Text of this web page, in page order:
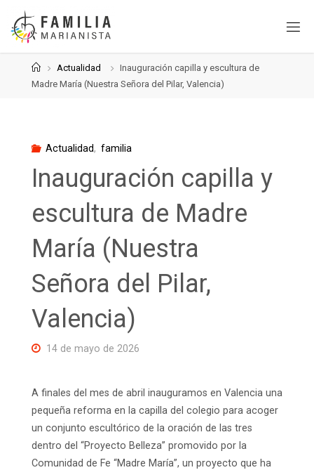
Saltar
contenido
Página
de
Actualidad
Inauguración capilla y escultura de
Madre María (Nuestra Señora del Pilar, Valencia)
Actualidad, familia
Inauguración capilla y
escultura de Madre
María (Nuestra
Señora del Pilar,
Valencia)
14 de mayo de 2026
A finales del mes de abril inauguramos en Valencia una
pequeña reforma en la capilla del colegio para acoger
un conjunto escultórico de la oración de las tres
dentro del “Proyecto Belleza” promovido por la
Comunidad de Fe “Madre María”, un proyecto que ha